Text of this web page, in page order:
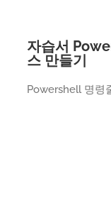
자습서
스 만들기
Powershell 명령